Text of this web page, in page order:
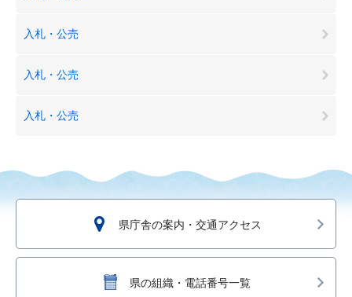
入札・公売
入札・公売
入札・公売
県庁舎の案内・交通アクセス
県の組織・電話番号一覧